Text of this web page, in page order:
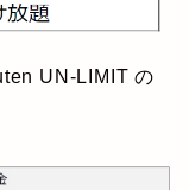
UN-LIMIT の